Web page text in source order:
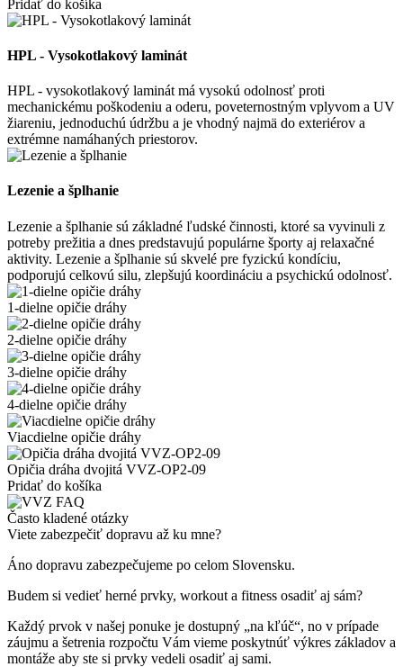
Pridať do košíka
HPL - Vysokotlakový laminát
HPL - vysokotlakový laminát má vysokú odolnosť proti
mechanickému poškodeniu a oderu, poveternostným vplyvom a UV
žiareniu, jednoduchú údržbu a je vhodný najmä do exteriérov a
extrémne namáhaných priestorov.
Lezenie a šplhanie
Lezenie a šplhanie sú základné ľudské činnosti, ktoré sa vyvinuli z
potreby prežitia a dnes predstavujú populárne športy aj relaxačné
aktivity. Lezenie a šplhanie sú skvelé pre fyzickú kondíciu,
podporujú celkovú silu, zlepšujú koordináciu a psychickú odolnosť.
1-dielne opičie dráhy
2-dielne opičie dráhy
3-dielne opičie dráhy
4-dielne opičie dráhy
Viacdielne opičie dráhy
Opičia dráha dvojitá VVZ-OP2-09
Pridať do košíka
Často kladené otázky
Viete zabezpečiť dopravu až ku mne?
Áno dopravu zabezpečujeme po celom Slovensku.
Budem si vedieť herné prvky, workout a fitness osadiť aj sám?
Každý prvok v našej ponuke je dostupný „na kľúč“, no v prípade
záujmu a šetrenia rozpočtu Vám vieme poskytnúť výkres základov a
montáže aby ste si prvky vedeli osadiť aj sami.